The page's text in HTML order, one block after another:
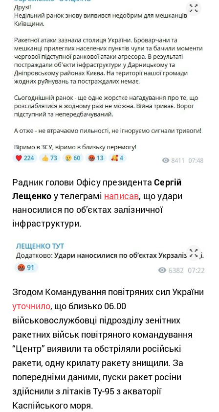
Радник голови Офісу президентаСергій
Лещенко у телеграмі написав, що удари
наносилися по об’єктах залізничної
інфраструктури.
Згодом Командування повітряних сил України
уточнило, що близько 06.00
військовослужбовці підрозділу зенітних
ракетних військ повітряного командування
“Центр” виявили та обстріляли російські
ракети, одну крилату ракету знищили. За
попередніми даними, пуски ракет росіни
здійснили з літаків Ту-95 з акваторії
Каспійського моря.